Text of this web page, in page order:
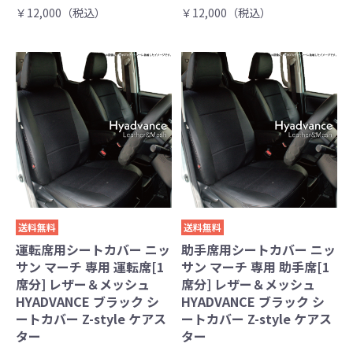
￥12,000（税込） ￥12,000（税込）
送料無料
運転席用シートカバー ニッ
サン マーチ 専用 運転席[1
席分] レザー＆メッシュ
HYADVANCE ブラック シ
ートカバー Z-style ケアス
ター
送料無料
助手席用シートカバー ニッ
サン マーチ 専用 助手席[1
席分] レザー＆メッシュ
HYADVANCE ブラック シ
ートカバー Z-style ケアス
ター